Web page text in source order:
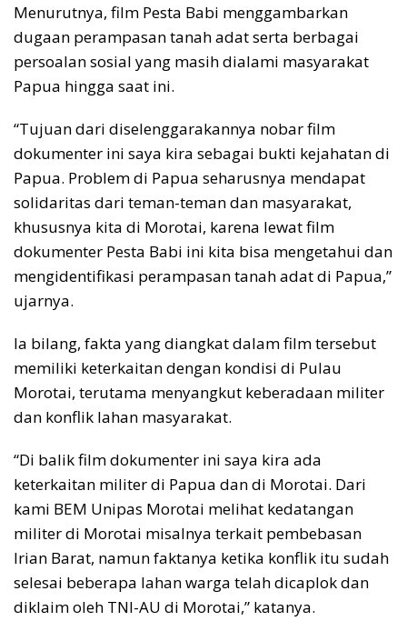
Menurutnya, film Pesta Babi menggambarkan
dugaan perampasan tanah adat serta berbagai
persoalan sosial yang masih dialami masyarakat
Papua hingga saat ini.
“Tujuan dari diselenggarakannya nobar film
dokumenter ini saya kira sebagai bukti kejahatan di
Papua. Problem di Papua seharusnya mendapat
solidaritas dari teman-teman dan masyarakat,
khususnya kita di Morotai, karena lewat film
dokumenter Pesta Babi ini kita bisa mengetahui dan
mengidentifikasi perampasan tanah adat di Papua,”
ujarnya.
Ia bilang, fakta yang diangkat dalam film tersebut
memiliki keterkaitan dengan kondisi di Pulau
Morotai, terutama menyangkut keberadaan militer
dan konflik lahan masyarakat.
“Di balik film dokumenter ini saya kira ada
keterkaitan militer di Papua dan di Morotai. Dari
kami BEM Unipas Morotai melihat kedatangan
militer di Morotai misalnya terkait pembebasan
Irian Barat, namun faktanya ketika konflik itu sudah
selesai beberapa lahan warga telah dicaplok dan
diklaim oleh TNI-AU di Morotai,” katanya.